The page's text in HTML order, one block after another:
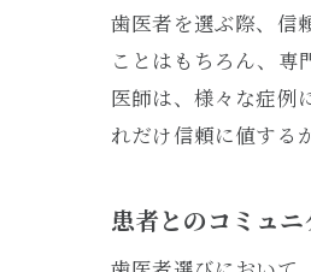
歯医者を選ぶ際、信
ことはもちろん、専
医師は、様々な症例
れだけ信頼に値する
患者とのコミュ